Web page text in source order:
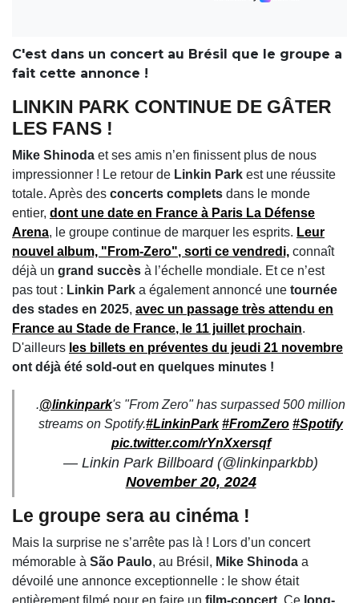
C'est dans un concert au Brésil que le groupe a
fait cette annonce !
LINKIN PARK CONTINUE DE GÂTER
LES FANS !
Mike Shinoda et ses amis n’en finissent plus de nous
impressionner ! Le retour de Linkin Park est une réussite
totale. Après des concerts complets dans le monde
entier, dont une date en France à Paris La Défense
Arena, le groupe continue de marquer les esprits. Leur
nouvel album, "From-Zero", sorti ce vendredi, connaît
déjà un grand succès à l’échelle mondiale. Et ce n’est
pas tout : Linkin Park a également annoncé une tournée
des stades en 2025, avec un passage très attendu en
France au Stade de France, le 11 juillet prochain.
D'ailleurs les billets en préventes du jeudi 21 novembre
ont déjà été sold-out en quelques minutes !
.@linkinpark's "From Zero" has surpassed 500 million
streams on Spotify.#LinkinPark #FromZero #Spotify
pic.twitter.com/rYnXxersqf
— Linkin Park Billboard (@linkinparkbb)
November 20, 2024
Le groupe sera au cinéma !
Mais la surprise ne s’arrête pas là ! Lors d’un concert
mémorable à São Paulo, au Brésil, Mike Shinoda a
dévoilé une annonce exceptionnelle : le show était